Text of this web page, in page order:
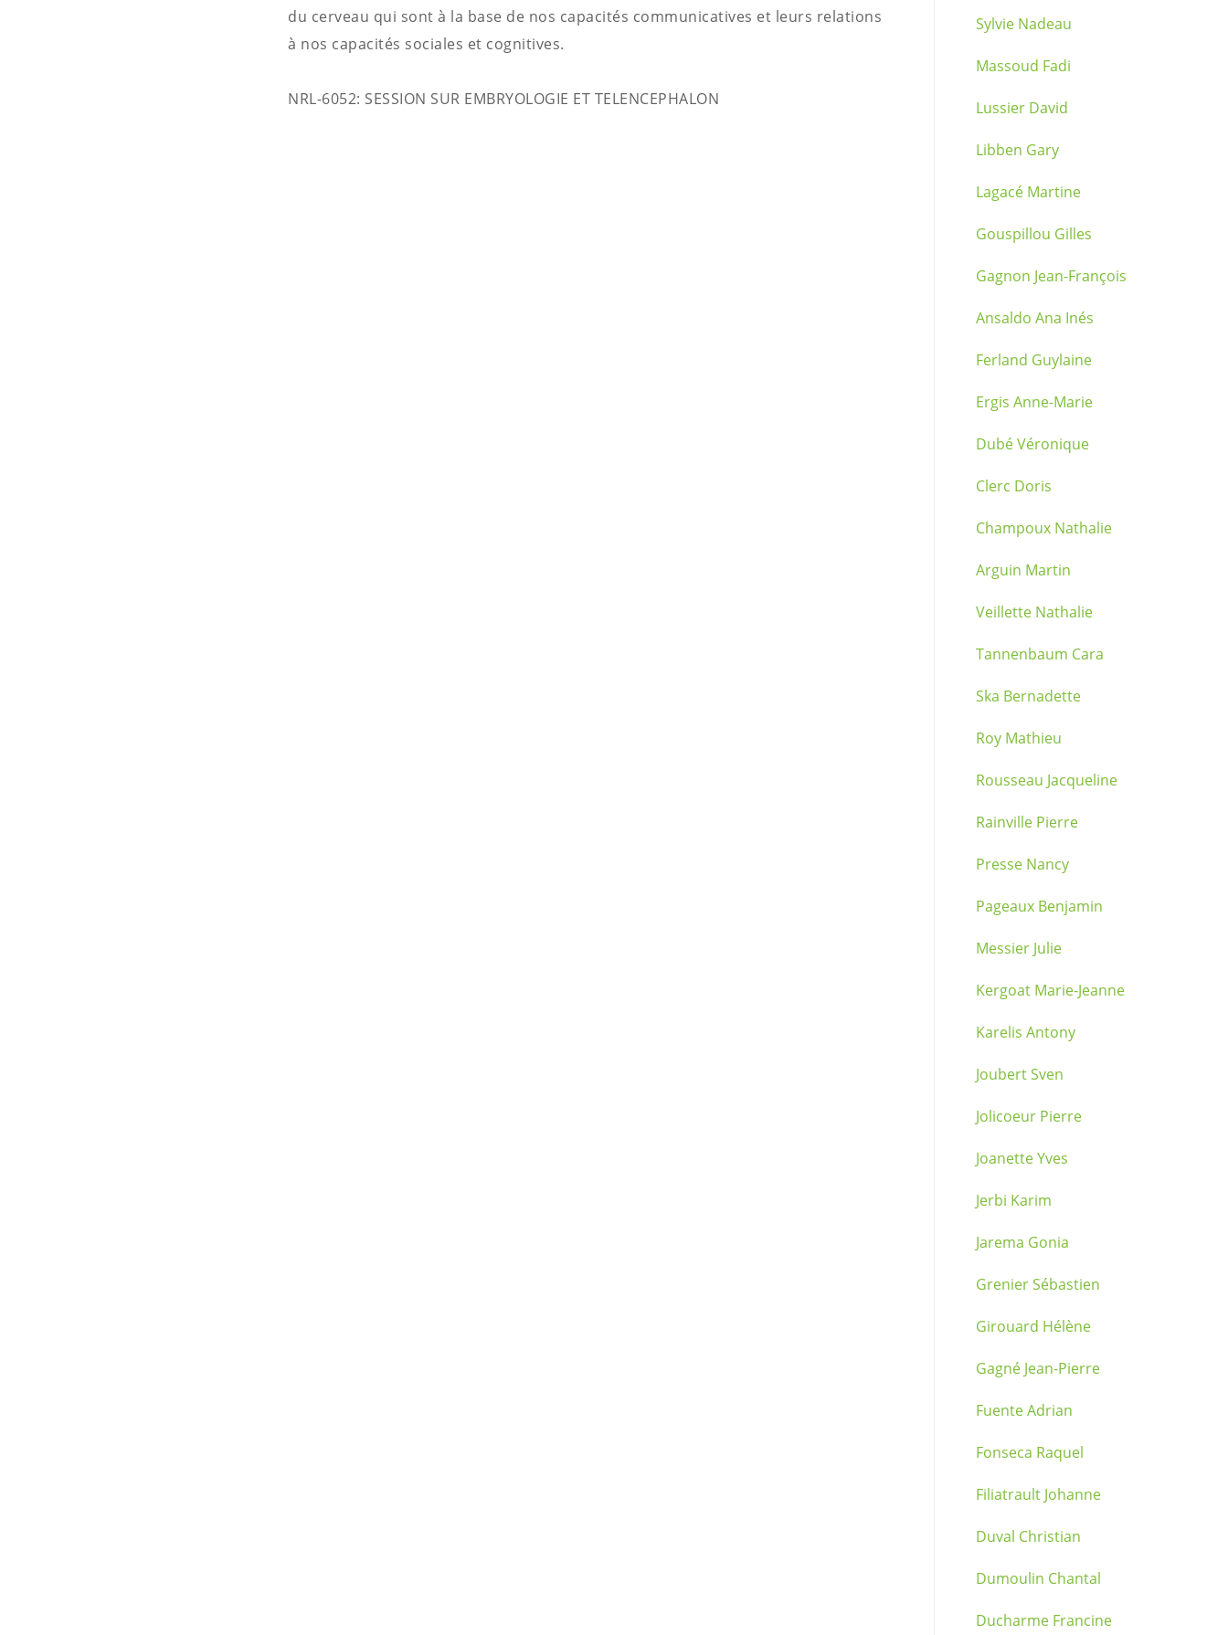
du cerveau qui sont à la base de nos capacités communicatives et leurs relations
à nos capacités sociales et cognitives.
NRL-6052: SESSION SUR EMBRYOLOGIE ET TELENCEPHALON
Sylvie Nadeau
Massoud Fadi
Lussier David
Libben Gary
Lagacé Martine
Gouspillou Gilles
Gagnon Jean-François
Ansaldo Ana Inés
Ferland Guylaine
Ergis Anne-Marie
Dubé Véronique
Clerc Doris
Champoux Nathalie
Arguin Martin
Veillette Nathalie
Tannenbaum Cara
Ska Bernadette
Roy Mathieu
Rousseau Jacqueline
Rainville Pierre
Presse Nancy
Pageaux Benjamin
Messier Julie
Kergoat Marie-Jeanne
Karelis Antony
Joubert Sven
Jolicoeur Pierre
Joanette Yves
Jerbi Karim
Jarema Gonia
Grenier Sébastien
Girouard Hélène
Gagné Jean-Pierre
Fuente Adrian
Fonseca Raquel
Filiatrault Johanne
Duval Christian
Dumoulin Chantal
Ducharme Francine